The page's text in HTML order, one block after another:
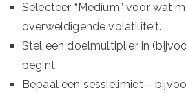
Selecteer “Medium” voor wat
overweldigende volatiliteit.
Stel een doelmultiplier in
begint.
Bepaal een sessielimiet –